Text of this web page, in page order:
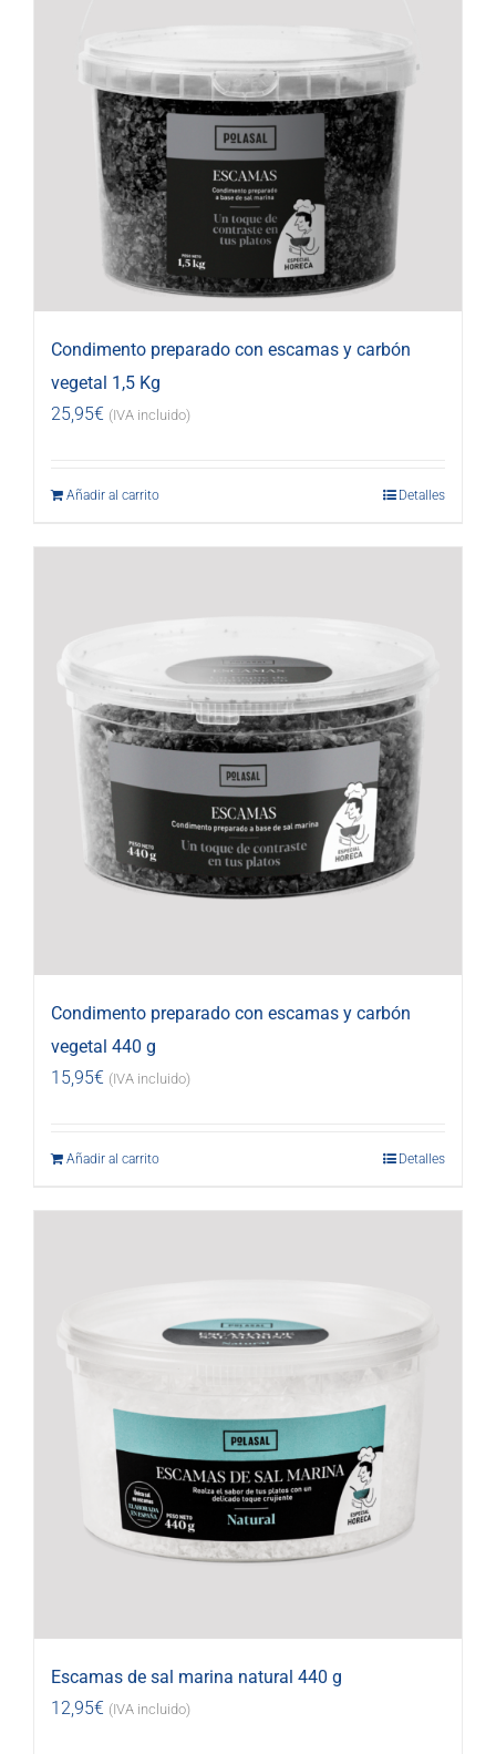
Condimento preparado con escamas y carbón
vegetal 1,5 Kg
25,95€ (IVA incluido)
Añadir al carrito Detalles
Condimento preparado con escamas y carbón
vegetal 440 g
15,95€ (IVA incluido)
Añadir al carrito Detalles
Escamas de sal marina natural 440 g
12,95€ (IVA incluido)